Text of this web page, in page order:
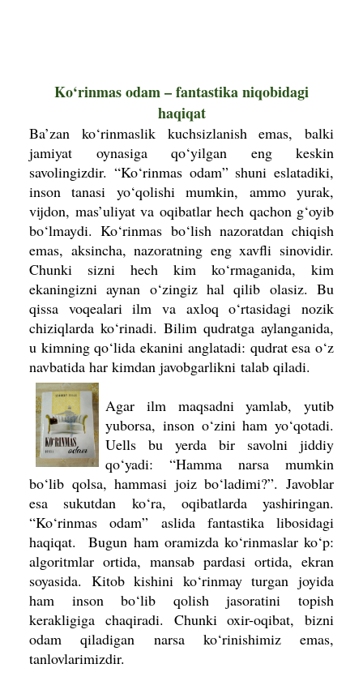
Ko‘rinmas odam – fantastika niqobidagi
haqiqat
Ba’zan ko‘rinmaslik kuchsizlanish emas, balki
jamiyat oynasiga qo‘yilgan eng keskin
savolingizdir. “Ko‘rinmas odam” shuni eslatadiki,
inson tanasi yo‘qolishi mumkin, ammo yurak,
vijdon, mas’uliyat va oqibatlar hech qachon g‘oyib
bo‘lmaydi. Ko‘rinmas bo‘lish nazoratdan chiqish
emas, aksincha, nazoratning eng xavfli sinovidir.
Chunki sizni hech kim ko‘rmaganida, kim
ekaningizni aynan o‘zingiz hal qilib olasiz. Bu
qissa voqealari ilm va axloq o‘rtasidagi nozik
chiziqlarda ko‘rinadi. Bilim qudratga aylanganida,
u kimning qo‘lida ekanini anglatadi: qudrat esa o‘z
navbatida har kimdan javobgarlikni talab qiladi.
Agar ilm maqsadni yamlab, yutib
yuborsa, inson o‘zini ham yo‘qotadi.
Uells bu yerda bir savolni jiddiy
qo‘yadi: “Hamma narsa mumkin
bo‘lib qolsa, hammasi joiz bo‘ladimi?”. Javoblar
esa sukutdan ko‘ra, oqibatlarda yashiringan.
“Ko‘rinmas odam” aslida fantastika libosidagi
haqiqat. Bugun ham oramizda ko‘rinmaslar ko‘p:
algoritmlar ortida, mansab pardasi ortida, ekran
soyasida. Kitob kishini ko‘rinmay turgan joyida
ham inson bo‘lib qolish jasoratini topish
kerakligiga chaqiradi. Chunki oxir-oqibat, bizni
odam qiladigan narsa ko‘rini­shimiz emas,
tanlovlarimizdir.